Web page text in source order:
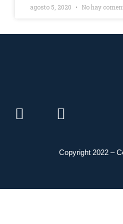
agosto 5, 2020 No hay
Copyright 2022 –